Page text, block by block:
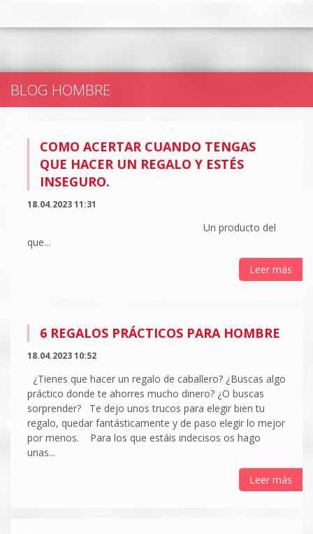
BLOG HOMBRE
COMO ACERTAR CUANDO TENGAS
QUE HACER UN REGALO Y ESTÉS
INSEGURO.
18.04.2023 11:31
Un producto del
que...
Leer más
6 REGALOS PRÁCTICOS PARA HOMBRE
18.04.2023 10:52
¿Tienes que hacer un regalo de caballero? ¿Buscas algo
práctico donde te ahorres mucho dinero? ¿O buscas
sorprender? Te dejo unos trucos para elegir bien tu
regalo, quedar fantásticamente y de paso elegir lo mejor
por menos. Para los que estáis indecisos os hago
unas...
Leer más